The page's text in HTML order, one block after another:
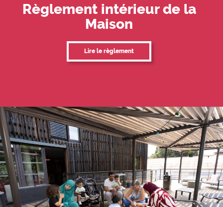
Règlement intérieur de la
Maison
Lire le règlement